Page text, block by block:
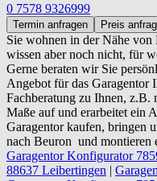
0 7578 9326999
Termin anfragen Preis
Sie wohnen in der Nähe von
wissen aber noch nicht, für
Gerne beraten wir Sie
Angebot für das Garagentor
Fachberatung zu Ihnen, z.B.
Maße auf und erarbeitet ein
Garagentor kaufen, bringen
nach Beuron und montieren
Garagentor Konfigurator
88637 Leibertingen |